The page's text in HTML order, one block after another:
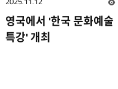
영국에서 '한국 문화예술
특강' 개최